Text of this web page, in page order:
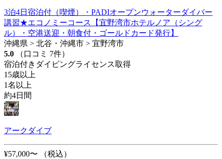
3泊4日宿泊付（喫煙）・PADIオープンウォーターダイバー
講習★エコノミーコース【宜野湾市ホテルノア（シング
ル）・空港送迎・朝食付・ゴールドカード発行】
沖縄県 > 北谷・沖縄市 > 宜野湾市
5.0
（口コミ 7件）
宿泊付きダイビングライセンス取得
15歳以上
1名以上
約4日間
アークダイブ
¥57,000〜
（税込）